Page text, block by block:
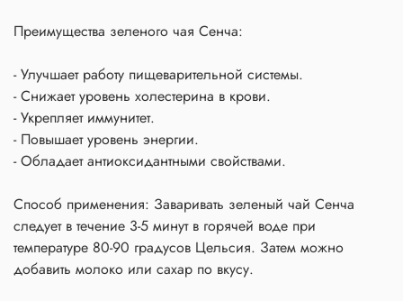
Преимущества зеленого чая Сенча:
- Улучшает работу пищеварительной системы.
- Снижает уровень холестерина в крови.
- Укрепляет иммунитет.
- Повышает уровень энергии.
- Обладает антиоксидантными свойствами.
Способ применения: Заваривать зеленый чай Сенча
следует в течение 3-5 минут в горячей воде при
температуре 80-90 градусов Цельсия. Затем можно
добавить молоко или сахар по вкусу.